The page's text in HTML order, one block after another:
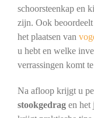
schoorsteenkap en
zijn. Ook
het plaatsen van
u hebt en welke
verrassingen komt
Na afloop krijgt u
stookgedragen het